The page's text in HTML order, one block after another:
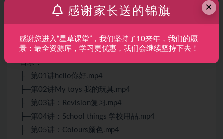
在她的课堂上，孩子们不再是被动的接受者，而是成为
象的英语知识变得具象化，让孩子们在欢笑中掌握知
识，感受英语的魅力。
目录：
├─第01讲hello你好.mp4
├─第02讲My toys 我的玩具.mp4
├─第03讲：Revision复习.mp4
├─第04讲：School things 学校用品.mp4
├─第05讲：Colours颜色.mp4
×
感谢家长送的锦旗
感谢您进入“星草课堂”，我们坚持了10来年，我们的愿
景：最全资源库，学习更优惠，我们会继续坚持下去！